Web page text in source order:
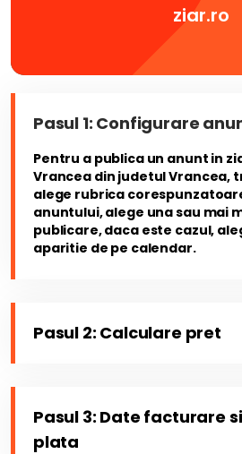
ziar.ro
Pasul 1: Configurare
Pentru a publica un anunt in
Vrancea din judetul Vrancea,
alege rubrica
anuntului, alege una sau mai
publicare, daca este cazul,
aparitie de pe calendar.
Pasul 2: Calculare pret
Pasul 3: Date facturare
plata